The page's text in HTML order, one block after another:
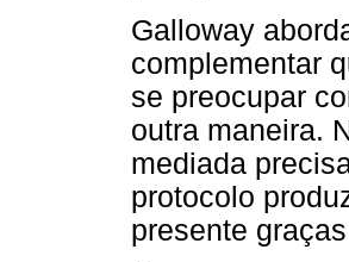
Galloway
complementar
se preocupar
outra maneira.
mediada
protocolo
presente